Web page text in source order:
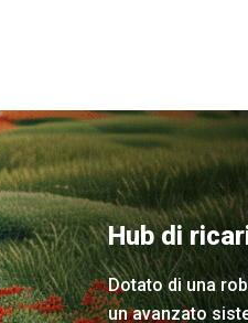
Hub di
Dotato di una
un avanzato